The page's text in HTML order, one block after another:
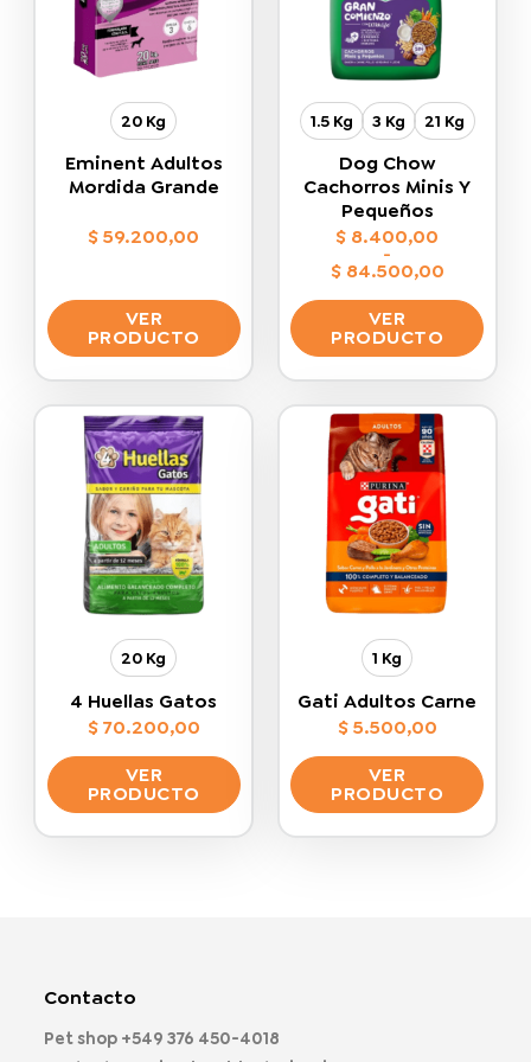
se
pueden
elegir
la
página
de
producto
elegir
en
la
de
producto
20 Kg
Eminent Adultos
Mordida Grande
$59.200,00
VER
PRODUCTO
tiene
múltiples
variantes.
Las
opciones
se
pueden
elegir
en
la
página
de
1.5 Kg 3 Kg 21 Kg
Dog Chow
Cachorros Minis Y
Pequeños
$ 8.400,00
-
$84.500,00
Rango
de
precios:
desde
$ 8.400,00
hasta
$ 84.500,00
VER
PRODUCTO
tiene
múltiples
variantes.
Las
opciones
se
pueden
elegir
en
la
página
de
20 Kg
4 Huellas Gatos
$70.200,00
VER
PRODUCTO
elegir
1 Kg
Gati Adultos Carne
$5.500,00
VER
PRODUCTO
Contacto
Pet shop +549 376 450-4018